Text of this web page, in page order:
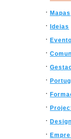
Mapas
Ideias